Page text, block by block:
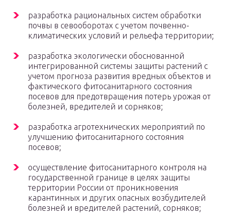
разработка рациональных систем обработки
почвы в севооборотах с учетом почвенно-
климатических условий и рельефа территории;
разработка экологически обоснованной
интегрированной системы защиты растений с
учетом прогноза развития вредных объектов и
фактического фитосанитарного состояния
посевов для предотвращения потерь урожая от
болезней, вредителей и сорняков;
разработка агротехнических мероприятий по
улучшению фитосанитарного состояния
посевов;
осуществление фитосанитарного контроля на
государственной границе в целях защиты
территории России от проникновения
карантинных и других опасных возбудителей
болезней и вредителей растений, сорняков;